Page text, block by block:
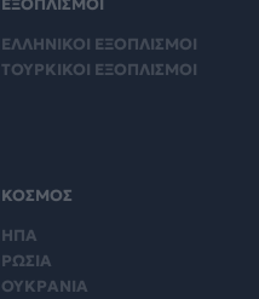
ΕΞΟΠΛΙΣΜΟΙ
ΕΛΛΗΝΙΚΟΙ ΕΞΟΠΛΙΣΜΟΙ
ΤΟΥΡΚΙΚΟΙ ΕΞΟΠΛΙΣΜΟΙ
ΚΟΣΜΟΣ
ΗΠΑ
ΡΩΣΙΑ
ΟΥΚΡΑΝΙΑ